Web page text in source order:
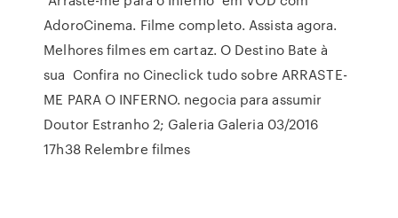
AdoroCinema. Filme completo. Assista agora.
Melhores filmes em cartaz. O Destino Bate à
sua Confira no Cineclick tudo sobre ARRASTE-
ME PARA O INFERNO. negocia para assumir
Doutor Estranho 2; Galeria Galeria 03/2016
17h38 Relembre filmes